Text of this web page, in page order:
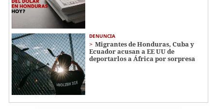
DENUNCIA
Migrantes de Honduras, Cuba y
Ecuador acusan a EE UU de
deportarlos a África por sorpresa